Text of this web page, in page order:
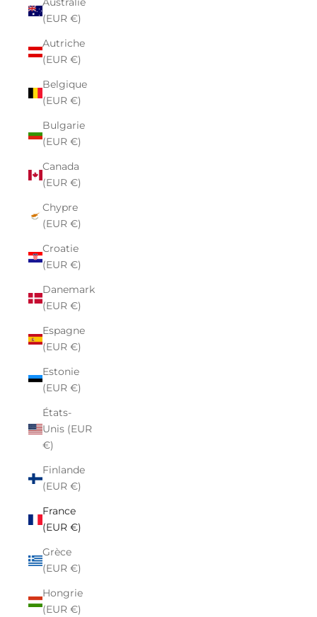
(EUR €)
Autriche
(EUR €)
Belgique
(EUR €)
Bulgarie
(EUR €)
Canada
(EUR €)
Chypre
(EUR €)
Croatie
(EUR €)
Danemark
(EUR €)
Espagne
(EUR €)
Estonie
(EUR €)
États-
Unis (EUR
€)
Finlande
(EUR €)
France
(EUR €)
Grèce
(EUR €)
Hongrie
(EUR €)